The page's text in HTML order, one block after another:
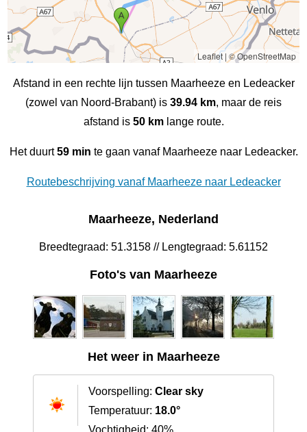
Leaflet| © OpenStreetMap
Afstand in een rechte lijn tussen Maarheeze en Ledeacker
(zowel van Noord-Brabant) is 39.94 km, maar de reis
afstand is 50 kmlange route.
Het duurt59 min te gaan vanaf Maarheeze naar Ledeacker.
Routebeschrijving vanaf Maarheeze naar Ledeacker
Maarheeze, Nederland
Breedtegraad: 51.3158 // Lengtegraad: 5.61152
Foto's van Maarheeze
Het weer in Maarheeze
Voorspelling: Clear sky
Temperatuur: 18.0°